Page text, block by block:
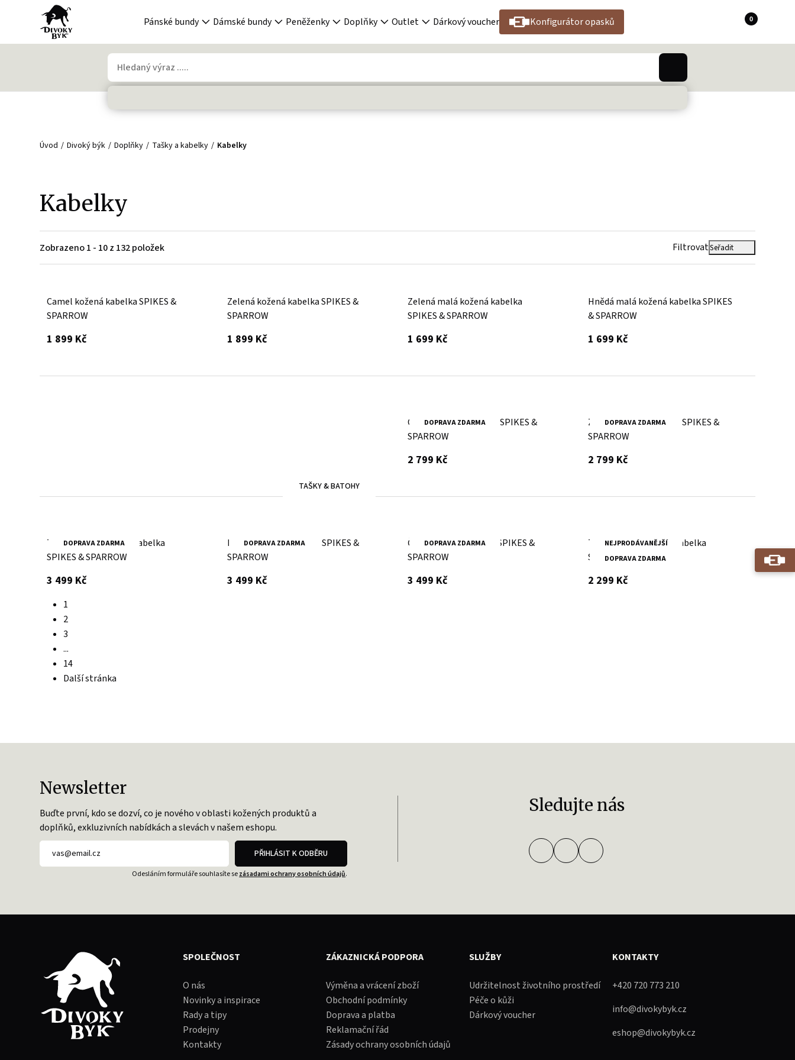
Pánské bundy Dámské bundy Peněženky Doplňky Outlet Dárkový voucher Konfigurátor opasků 0
Úvod Divoký býk Doplňky Tašky a kabelky Kabelky
Kabelky
Zobrazeno 1 - 10 z 132 položek FiltrovatSeřadit
Camel kožená kabelka SPIKES &
SPARROW
1 899 Kčs DPH
Zelená kožená kabelka SPIKES &
SPARROW
1 899 Kčs DPH
Zelená malá kožená kabelka
SPIKES & SPARROW
1 699 Kčs DPH
Hnědá malá kožená kabelka SPIKES
& SPARROW
1 699 Kčs DPH
TAŠKY & BATOHY
DOPRAVA ZDARMA
Camel kožená kabelka SPIKES &
SPARROW
2 799 Kčs DPH
DOPRAVA ZDARMA
Zelená kožená kabelka SPIKES &
SPARROW
2 799 Kčs DPH
DOPRAVA ZDARMA
Tmavě hnědá kožená kabelka
SPIKES & SPARROW
3 499 Kčs DPH
DOPRAVA ZDARMA
Brandy kožená kabelka SPIKES &
SPARROW
3 499 Kčs DPH
DOPRAVA ZDARMA
Černá kožená kabelka SPIKES &
SPARROW
3 499 Kčs DPH
NEJPRODÁVANĚJŠÍ
DOPRAVA ZDARMA
Tmavě hnědá kožená kabelka
SPIKES & SPARROW
2 299 Kčs DPH
1
2
3
...
14
Další stránka
Newsletter
Buďte první, kdo se dozví, co je nového v oblasti kožených produktů a
doplňků, exkluzivních nabídkách a slevách v našem eshopu.
PŘIHLÁSIT K ODBĚRU
Odesláním formuláře souhlasíte sezásadami ochrany osobních údajů.
Sledujte nás
SPOLEČNOST
O nás
Novinky a inspirace
Rady a tipy
Prodejny
Kontakty
ZÁKAZNICKÁ PODPORA
Výměna a vrácení zboží
Obchodní podmínky
Doprava a platba
Reklamační řád
Zásady ochrany osobních údajů
SLUŽBY
Udržitelnost životního prostředí
Péče o kůži
Dárkový voucher
KONTAKTY
+420 720 773 210
info@divokybyk.cz
eshop@divokybyk.cz